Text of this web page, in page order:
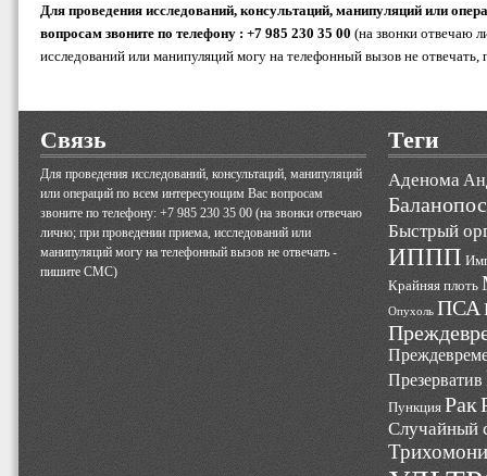
Для проведения исследований, консультаций, манипуляций или
вопросам звоните по телефону : +7 985 230 35 00 (на звонки отвечаю
исследований или манипуляций могу на телефонный вызов не отвечать,
Связь
Для проведения исследований, консультаций, манипуляций
или операций по всем интересующим Вас вопросам
звоните по телефону: +7 985 230 35 00 (на звонки отвечаю
лично; при проведении приема, исследований или
манипуляций могу на телефонный вызов не отвечать -
пишите СМС)
Теги
Аденома
Быстрый
ИППП
Крайняя плоть
Опухоль ПСА
Презерватив
Пункция Рак
Случайный